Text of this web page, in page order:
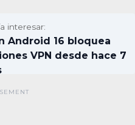
interesar:
Android 16 bloquea
VPN desde hace 7